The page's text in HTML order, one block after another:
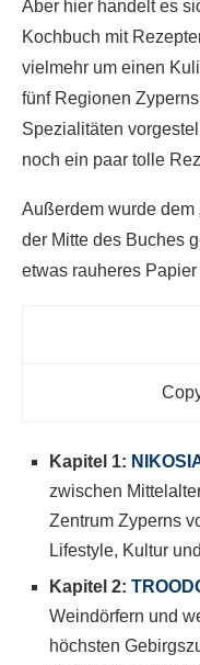
Aber hier handelt es
Kochbuch mit
vielmehr um einen
fünf Regionen
Spezialitäten
noch ein paar tolle
Außerdem wurde dem
der Mitte des Buches
etwas rauheres Papier
Kapitel 1:
zwischen
Zentrum Zyperns
Lifestyle, Kultur
Kapitel 2:
Weindörfern und
höchsten